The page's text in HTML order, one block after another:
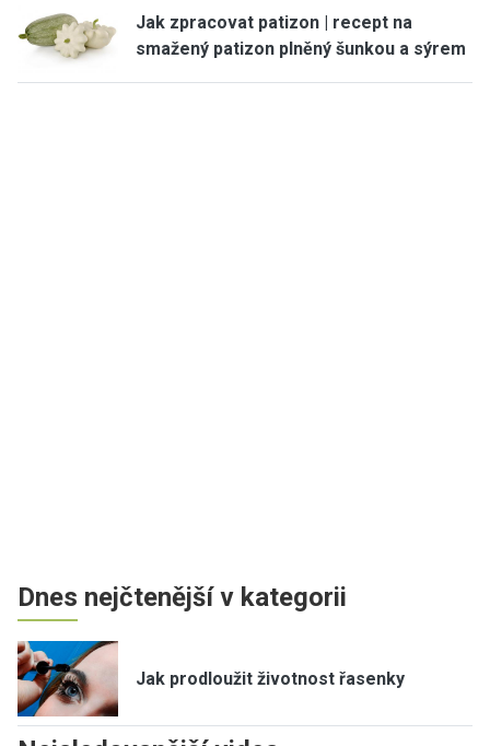
Jak zpracovat patizon | recept na
smažený patizon plněný šunkou a sýrem
Dnes nejčtenější v kategorii
Jak prodloužit životnost řasenky